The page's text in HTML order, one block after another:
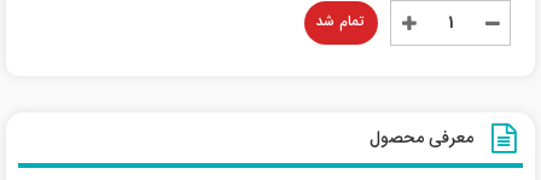
تمام شد
معرفی محصول